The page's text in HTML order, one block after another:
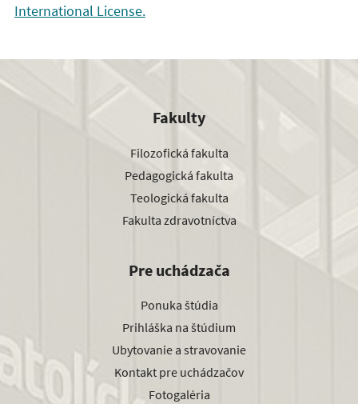
International License.
Fakulty
Filozofická fakulta
Pedagogická fakulta
Teologická fakulta
Fakulta zdravotníctva
Pre uchádzača
Ponuka štúdia
Prihláška na štúdium
Ubytovanie a stravovanie
Kontakt pre uchádzačov
Fotogaléria